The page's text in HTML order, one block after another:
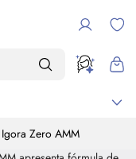
Igora Zero AMM